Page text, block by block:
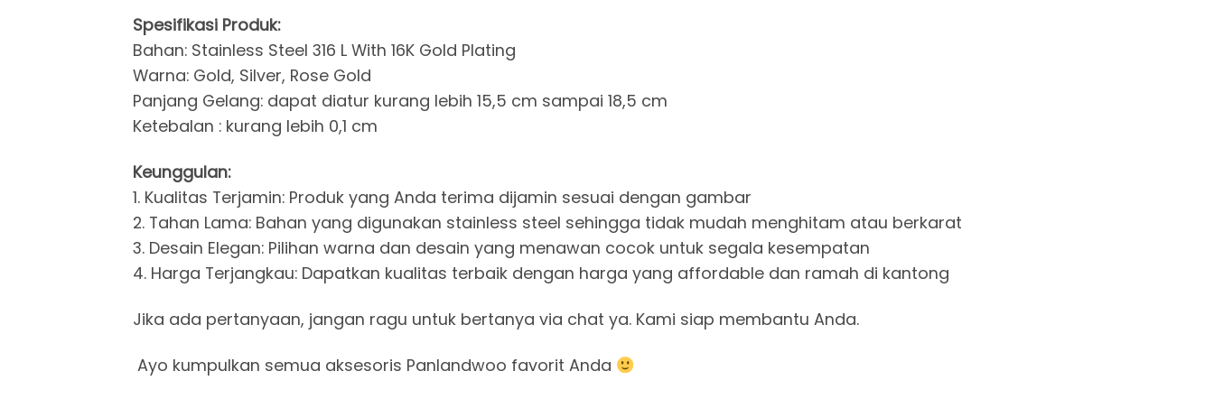
Spesifikasi Produk:
Bahan: Stainless Steel 316 L With 16K Gold Plating
Warna: Gold, Silver, Rose Gold
Panjang Gelang: dapat diatur kurang lebih 15,5 cm sampai 18,5 cm
Ketebalan : kurang lebih 0,1 cm
Keunggulan:
1. Kualitas Terjamin: Produk yang Anda terima dijamin sesuai dengan gambar
2. Tahan Lama: Bahan yang digunakan stainless steel sehingga tidak mudah menghitam atau berkarat
3. Desain Elegan: Pilihan warna dan desain yang menawan cocok untuk segala kesempatan
4. Harga Terjangkau: Dapatkan kualitas terbaik dengan harga yang affordable dan ramah di kantong
Jika ada pertanyaan, jangan ragu untuk bertanya via chat ya. Kami siap membantu Anda.
Ayo kumpulkan semua aksesoris Panlandwoo favorit Anda